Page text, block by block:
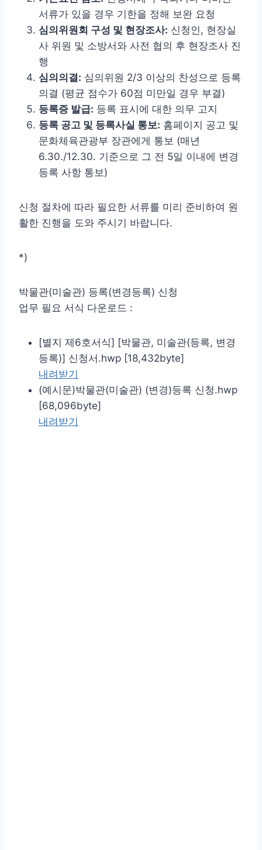
서류가 있을 경우 기한을 정해 보완 요청
심의위원회 구성 및 현장조사: 신청인, 현장실
사 위원 및 소방서와 사전 협의 후 현장조사 진
행
심의의결: 심의위원 2/3 이상의 찬성으로 등록
의결 (평균 점수가 60점 미만일 경우 부결)
등록증 발급: 등록 표시에 대한 의무 고지
등록 공고 및 등록사실 통보: 홈페이지 공고 및
문화체육관광부 장관에게 통보 (매년
6.30./12.30. 기준으로 그 전 5일 이내에 변경
등록 사항 통보)
신청 절차에 따라 필요한 서류를 미리 준비하여 원
활한 진행을 도와 주시기 바랍니다.
*)
박물관(미술관) 등록(변경등록) 신청
업무 필요 서식 다운로드 :
[별지 제6호서식] [박물관, 미술관(등록, 변경
등록)] 신청서.hwp [18,432byte]
내려받기
(예시문)박물관(미술관) (변경)등록 신청.hwp
[68,096byte]
내려받기